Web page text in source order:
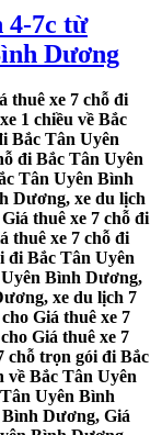
4-7c từ
Dương
thuê xe 7 chỗ đi
1 chiều về Bắc
Bắc Tân Uyên
đi Bắc Tân Uyên
Tân Uyên Bình
Dương, xe du lịch
thuê xe 7 chỗ đi
thuê xe 7 chỗ đi
đi Bắc Tân Uyên
Bình Dương,
xe du lịch 7
Giá thuê xe 7
Giá thuê xe 7
chỗ trọn gói đi Bắc
về Bắc Tân Uyên
Uyên Bình
Bình Dương, Giá